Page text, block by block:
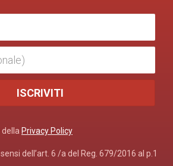
della Privacy Policy
dell’art. 6 /a del Reg. 679/2016 al p.1